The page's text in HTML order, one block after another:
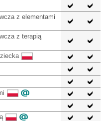
z elementami
z terapią